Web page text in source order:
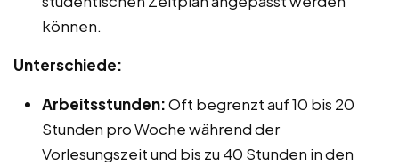
können.
Unterschiede:
Arbeitsstunden:Oft begrenzt auf 10 bis 20
Stunden pro Woche während der
Vorlesungszeit und bis zu 40 Stunden in den